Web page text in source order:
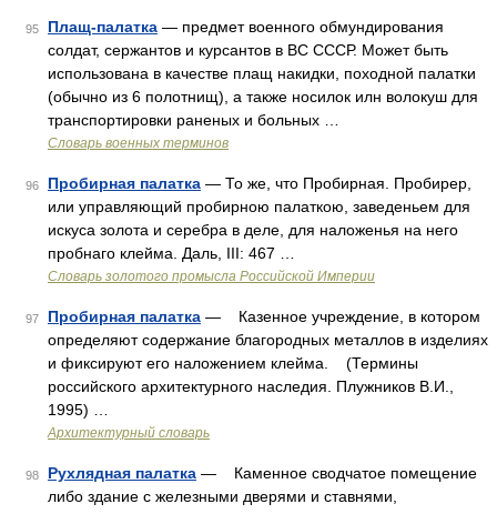
95 Плащ-палатка — предмет военного обмундирования
солдат, сержантов и курсантов в ВС СССР. Может быть
использована в качестве плащ накидки, походной палатки
(обычно из 6 полотнищ), а также носилок илн волокуш для
транспортировки раненых и больных …
Словарь военных терминов
96 Пробирная палатка — То же, что Пробирная. Пробирер,
или управляющий пробирною палаткою, заведеньем для
искуса золота и серебра в деле, для наложенья на него
пробнаго клейма. Даль, III: 467 …
Словарь золотого промысла Российской Империи
97 Пробирная палатка — Казенное учреждение, в котором
определяют содержание благородных металлов в изделиях
и фиксируют его наложением клейма. (Термины
российского архитектурного наследия. Плужников В.И.,
1995) …
Архитектурный словарь
98 Рухлядная палатка — Каменное сводчатое помещение
либо здание с железными дверями и ставнями,